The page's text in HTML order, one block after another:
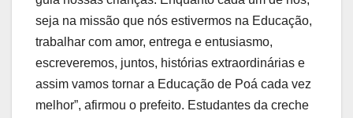
seja na missão que nós estivermos na Educação,
trabalhar com amor, entrega e entusiasmo,
escreveremos, juntos, histórias extraordinárias e
assim vamos tornar a Educação de Poá cada vez
melhor”, afirmou o prefeito. Estudantes da creche